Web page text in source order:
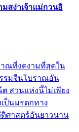
มสง่าเจ้าแม่กวนอิ
ณที่งดงามที่สุดใน
รรมจีนโบราณอัน
สวนแห่งนี้ไม่เพียง
ป็นมรดกทาง
ศาสตร์อันยาวนาน